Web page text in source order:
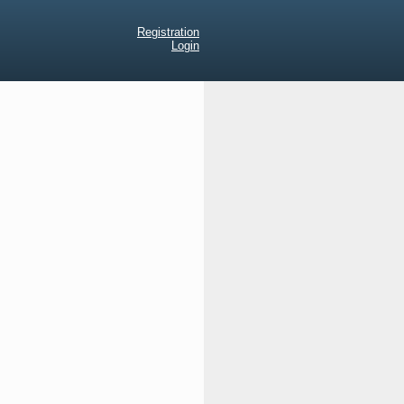
Registration
Login